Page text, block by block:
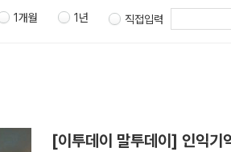
1개월 1년 직접입력
[이투데이 말투데이] 인익